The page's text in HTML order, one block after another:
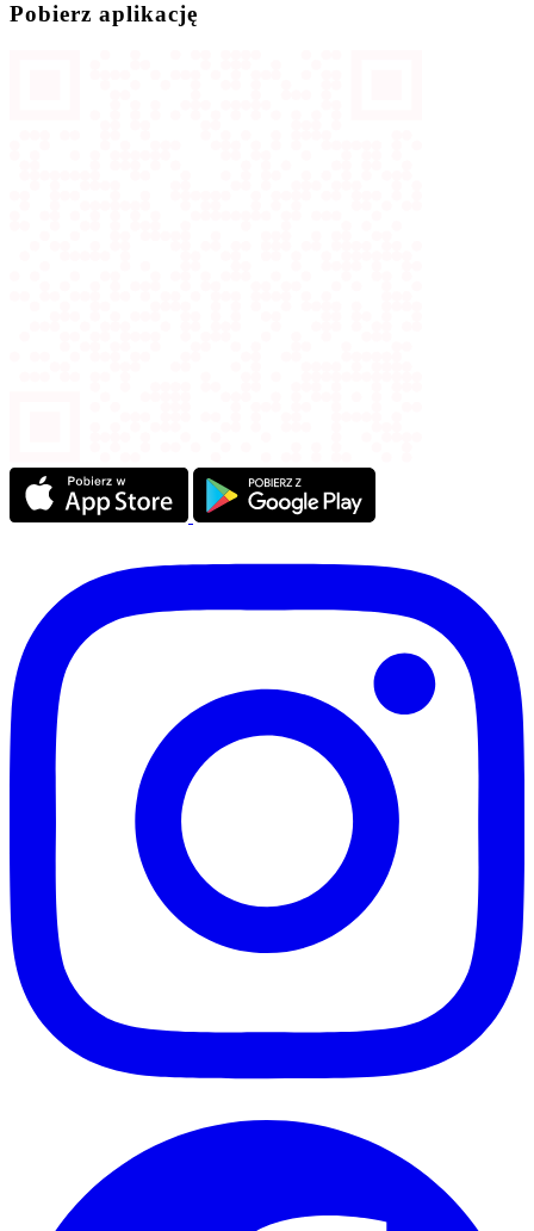
Pobierz aplikację